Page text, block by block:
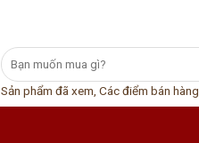
Tìm
kiếm:
Sản phẩm đã xem Các điểm bán hàng